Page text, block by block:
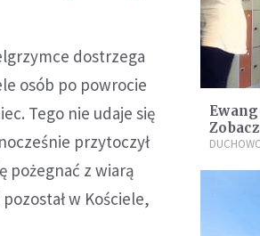
dostrzega
osób po powrocie
Tego nie udaje się
przytoczył
pożegnać z wiarą
w Kościele,